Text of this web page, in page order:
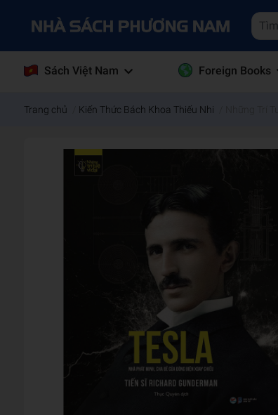
Sách Việt Nam Foreign Books
Trang chủ Kiến Thức Bách Khoa Thiếu Nhi